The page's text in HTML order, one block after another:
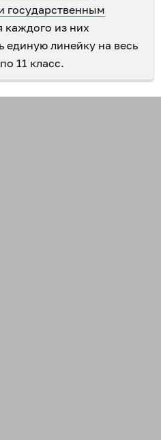
государственным
каждого из них
единую линейку на весь
11 класс.